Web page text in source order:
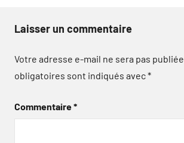
Laisser un commentaire
Votre adresse e-mail ne sera pas publiée.
obligatoires sont indiqués avec*
Commentaire*